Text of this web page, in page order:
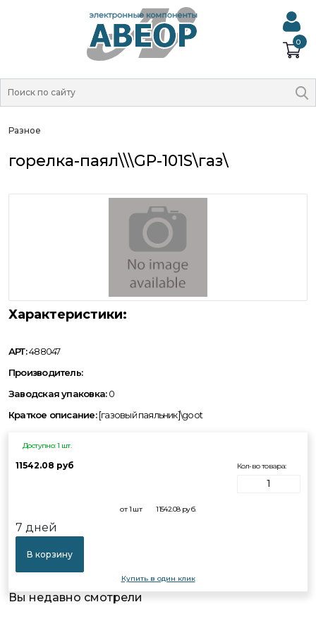
0
Разное
горелка-паял\\\GP-101S\газ\
Характеристики:
АРТ:488047
Производитель:
Заводская упаковка:0
Краткое описание:[газовый паяльник]\goot
Доступно: 1 шт.
11542.08 руб Кол-во товара:
от 1 шт 11542.08руб.
7 дней
В корзину
Купить в один клик
Вы недавно смотрели